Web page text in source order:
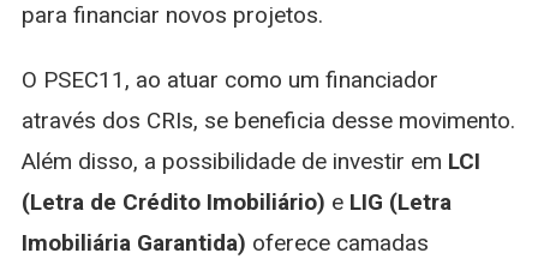
para financiar novos projetos.
O PSEC11, ao atuar como um financiador
através dos CRIs, se beneficia desse movimento.
Além disso, a possibilidade de investir em LCI
(Letra de Crédito Imobiliário) e LIG (Letra
Imobiliária Garantida) oferece camadas